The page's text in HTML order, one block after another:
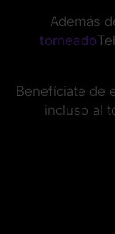
Además
torneado
Benefíciate de
incluso al